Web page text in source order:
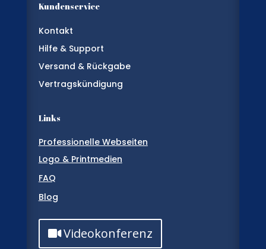
Kundenservice
Kontakt
Hilfe & Support
Versand & Rückgabe
Vertragskündigung
Links
Professionelle Webseiten
Logo & Printmedien
FAQ
Blog
Videokonferenz